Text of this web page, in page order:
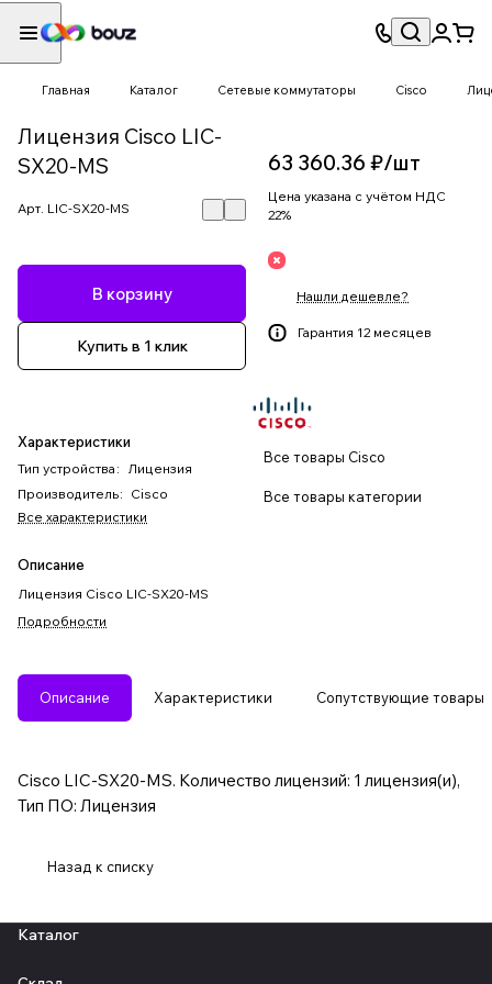
Главная Каталог Сетевые коммутаторы Cisco
Лицензия Cisco LIC-
SX20-MS
Арт. LIC-SX20-MS
В корзину
Купить в 1 клик
Характеристики
Тип устройства : Лицензия
Производитель: Cisco
Все характеристики
Описание
Лицензия Cisco LIC-SX20-MS
Подробности
63 360.36 ₽/шт
Цена указана с учётом НДС
22%
Нашли дешевле?
Гарантия 12 месяцев
Все товары Cisco
Все товары категории
Описание Характеристики Сопутствующие товары
Cisco LIC-SX20-MS. Количество лицензий: 1 лицензия(и),
Тип ПО: Лицензия
Назад к списку
Каталог